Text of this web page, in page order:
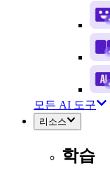
모든 AI 도구
리소스
학습